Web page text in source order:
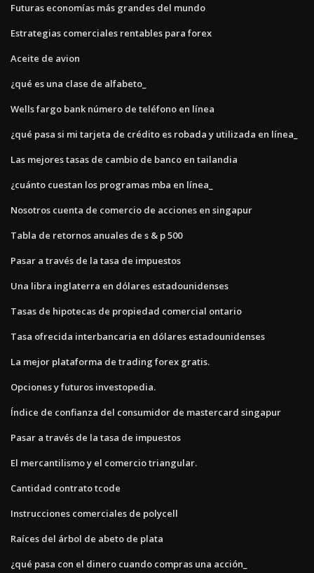
Futuras economías más grandes del mundo
Estrategias comerciales rentables para forex
Aceite de avion
¿qué es una clase de alfabeto_
Wells fargo bank número de teléfono en línea
¿qué pasa si mi tarjeta de crédito es robada y utilizada en línea_
Las mejores tasas de cambio de banco en tailandia
¿cuánto cuestan los programas mba en línea_
Nosotros cuenta de comercio de acciones en singapur
Tabla de retornos anuales de s & p 500
Pasar a través de la tasa de impuestos
Una libra inglaterra en dólares estadounidenses
Tasas de hipotecas de propiedad comercial ontario
Tasa ofrecida interbancaria en dólares estadounidenses
La mejor plataforma de trading forex gratis.
Opciones y futuros investopedia.
Índice de confianza del consumidor de mastercard singapur
Pasar a través de la tasa de impuestos
El mercantilismo y el comercio triangular.
Cantidad contrato tcode
Instrucciones comerciales de polycell
Raíces del árbol de abeto de plata
¿qué pasa con el dinero cuando compras una acción_